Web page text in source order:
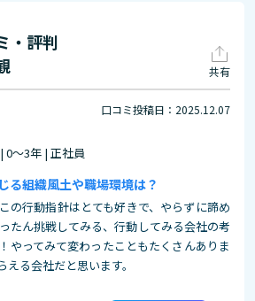
・評判
共有
口コミ投稿日：2025.12.07
0～3年 | 正社員
る組織風土や職場環境は？
の行動指針はとても好きで、やらずに諦め
たん挑戦してみる、行動してみる会社の考
やってみて変わったこともたくさんありま
る会社だと思います。